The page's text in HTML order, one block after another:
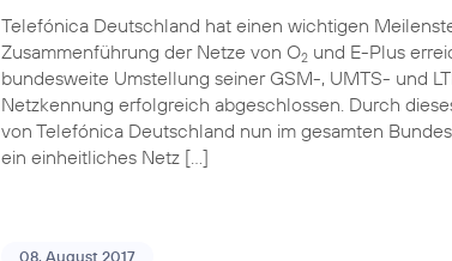
Telefónica Deutschland hat einen wichtigen
Zusammenführung der Netze von O2 und E-Plus
bundesweite Umstellung seiner GSM-, UMTS- und
Netzkennung erfolgreich abgeschlossen. Durch
von Telefónica Deutschland nun im gesamten
ein einheitliches Netz […]
08. August 2017